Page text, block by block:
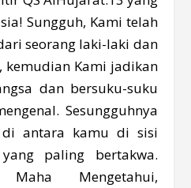
Sungguh, Kami telah
seorang laki-laki dan
kemudian Kami jadikan
dan bersuku-suku
Sesungguhnya
antara kamu di sisi
paling bertakwa.
Mengetahui,